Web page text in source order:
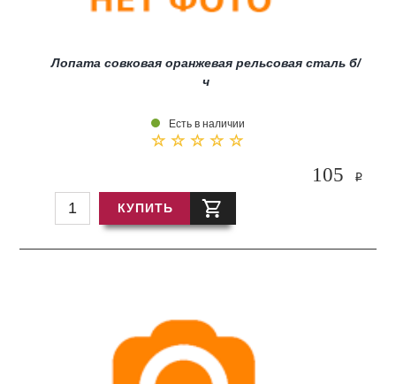
Лопата совковая оранжевая рельсовая сталь б/
ч
Есть в наличии
105 i
КУПИТЬ